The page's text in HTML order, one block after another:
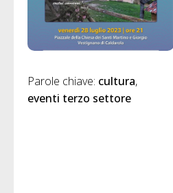
Parole chiave: cultura
eventi terzo settore